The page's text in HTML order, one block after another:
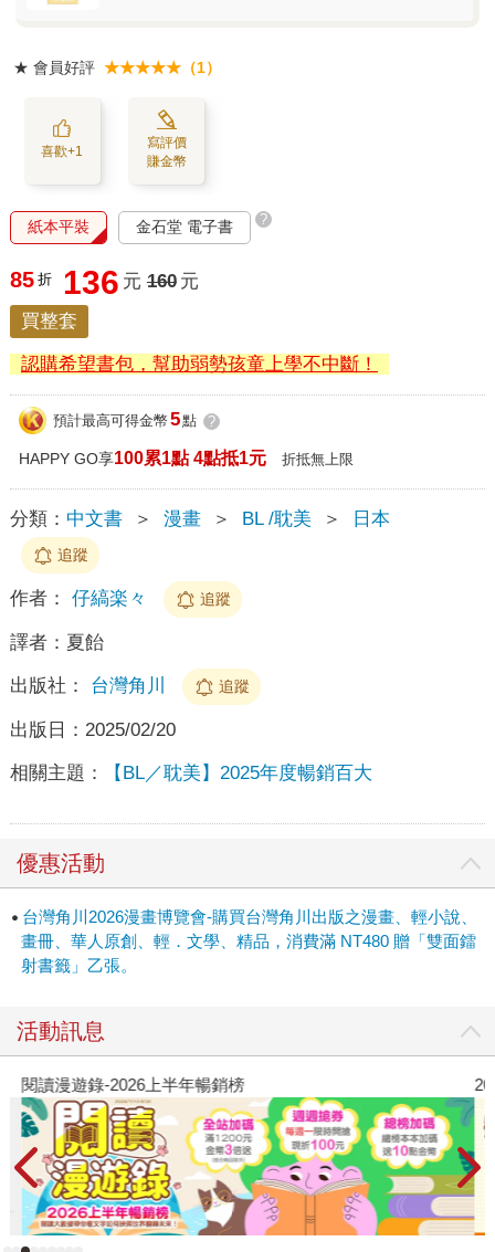
★ 會員好評 ★★★★★（1）
喜歡+1
寫評價
賺金幣
紙本平裝 金石堂 電子書 ?
85 折 136 元 160 元
買整套
認購希望書包，幫助弱勢孩童上學不中斷！
預計最高可得金幣 5點 ?
HAPPY GO享100累1點 4點抵1元 折抵無上限
分類： 中文書 ＞ 漫畫 ＞ BL /耽美 ＞ 日本
追蹤
作者： 仔縞楽々 追蹤
譯者： 夏飴
出版社： 台灣角川 追蹤
出版日： 2025/02/20
相關主題： 【BL／耽美】2025年度暢銷百大
優惠活動
台灣角川2026漫畫博覽會-購買台灣角川出版之漫畫、輕小說、
畫冊、華人原創、輕．文學、精品，消費滿 NT480 贈「雙面鐳
射書籤」乙張。
活動訊息
閱讀漫遊錄-2026上半年暢銷榜